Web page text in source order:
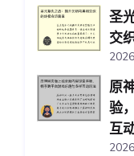
圣
交
原
验
互